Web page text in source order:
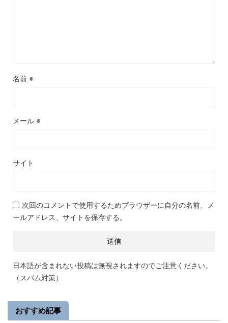
名前 ※
メール ※
サイト
次回のコメントで使用するためブラウザーに自分の名前、メ
ールアドレス、サイトを保存する。
日本語が含まれない投稿は無視されますのでご注意ください。
（スパム対策）
おすすめ記事